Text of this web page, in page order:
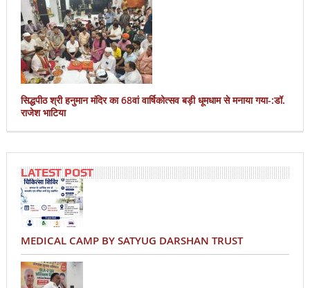
सिद्धपीठ श्री हनुमान मंदिर का 68वां वार्षिकोत्सव बड़ी धूमधाम से मनाया गया-:डॉ.
राजेश भाटिया
LATEST POST
MEDICAL CAMP BY SATYUG DARSHAN TRUST